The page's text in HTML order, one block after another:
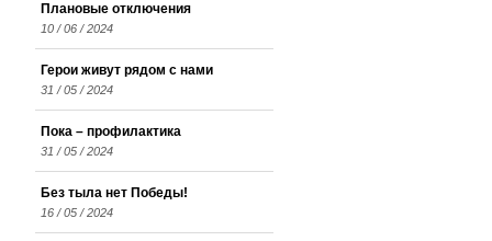
Плановые отключения
10 / 06 / 2024
Герои живут рядом с нами
31 / 05 / 2024
Пока – профилактика
31 / 05 / 2024
Без тыла нет Победы!
16 / 05 / 2024